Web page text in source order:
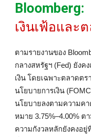
Bloomberg:
เงินเฟ้อและ
ตามรายงานของ
กลางสหรัฐฯ (Fed) ยัง
เงิน โดยเฉพาะตลาดต
นโยบายการเงิน
นโยบายลงตามความคา
หมาย 3.75%–4.00%
ความกังวลหลักยังคงอยู่